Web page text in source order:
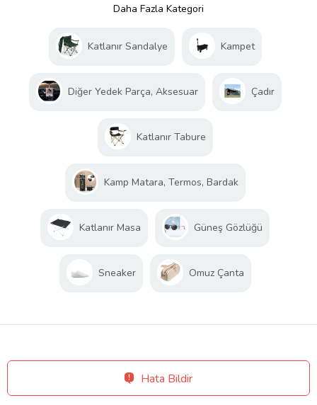
Daha Fazla Kategori
Katlanır Sandalye Kampet
Diğer Yedek Parça, Aksesuar Çadır
Katlanır Tabure
Kamp Matara, Termos, Bardak
Katlanır Masa Güneş Gözlüğü
Sneaker Omuz Çanta
Hata Bildir